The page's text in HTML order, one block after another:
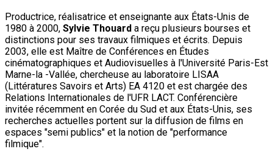
Productrice, réalisatrice et enseignante aux États-Unis de
1980 à 2000, Sylvie Thouard a reçu plusieurs bourses et
distinctions pour ses travaux filmiques et écrits. Depuis
2003, elle est Maître de Conférences en Études
cinématographiques et Audiovisuelles à l'Université Paris-Est
Marne-la -Vallée, chercheuse au laboratoire LISAA
(Littératures Savoirs et Arts) EA 4120 et est chargée des
Relations Internationales de l'UFR LACT. Conférencière
invitée récemment en Corée du Sud et aux États-Unis, ses
recherches actuelles portent sur la diffusion de films en
espaces "semi publics" et la notion de "performance
filmique".